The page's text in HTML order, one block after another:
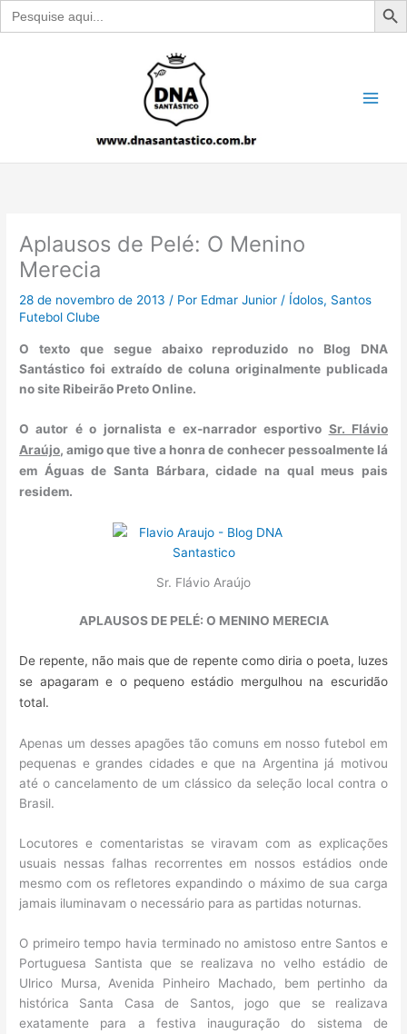
Search
for:
Aplausos de Pelé: O Menino
Merecia
28 de novembro de 2013/ Por Edmar Junior/ Ídolos, Santos
Futebol Clube
O texto que segue abaixo reproduzido no Blog DNA
Santástico foi extraído de coluna originalmente publicada
no site Ribeirão Preto Online.
O autor é o jornalista e ex-narrador esportivo Sr. Flávio
Araújo, amigo que tive a honra de conhecer pessoalmente lá
em Águas de Santa Bárbara, cidade na qual meus pais
residem.
Sr. Flávio Araújo
APLAUSOS DE PELÉ: O MENINO MERECIA
De repente, não mais que de repente como diria o poeta, luzes
se apagaram e o pequeno estádio mergulhou na escuridão
total.
Apenas um desses apagões tão comuns em nosso futebol em
pequenas e grandes cidades e que na Argentina já motivou
até o cancelamento de um clássico da seleção local contra o
Brasil.
Locutores e comentaristas se viravam com as explicações
usuais nessas falhas recorrentes em nossos estádios onde
mesmo com os refletores expandindo o máximo de sua carga
jamais iluminavam o necessário para as partidas noturnas.
O primeiro tempo havia terminado no amistoso entre Santos e
Portuguesa Santista que se realizava no velho estádio de
Ulrico Mursa, Avenida Pinheiro Machado, bem pertinho da
histórica Santa Casa de Santos, jogo que se realizava
exatamente para a festiva inauguração do sistema de